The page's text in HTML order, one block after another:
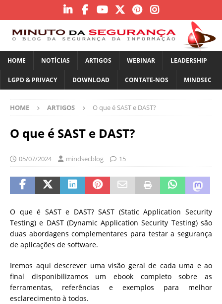
HOME NOTÍCIAS ARTIGOS WEBINAR LEADERSHIP
LGPD & PRIVACY DOWNLOAD CONTATE-NOS MINDSEC
HOME ARTIGOS O que é SAST e DAST?
O que é SAST e DAST?
05/07/2024 mindsecblog 15
O que é SAST e DAST? SAST (Static Application Security
Testing) e DAST (Dynamic Application Security Testing) são
duas abordagens complementares para testar a segurança
de aplicações de software.
Iremos aqui descrever uma visão geral de cada uma e ao
final disponibilizamos um ebook completo sobre as
ferramentas, referências e exemplos para melhor
esclarecimento à todos.